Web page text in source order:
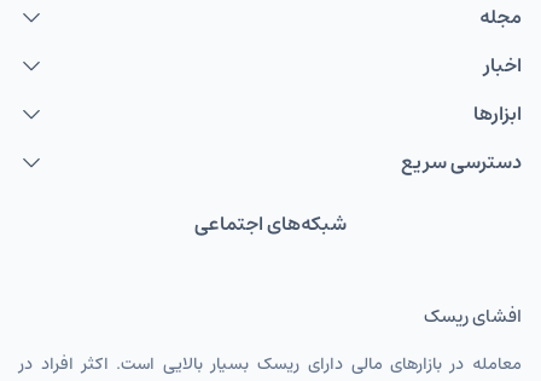
مجله
اخبار
ابزارها
دسترسی سریع
شبکه‌های اجتماعی
افشای ریسک
معامله در بازارهای مالی دارای ریسک بسیار بالایی است. اکثر افراد در